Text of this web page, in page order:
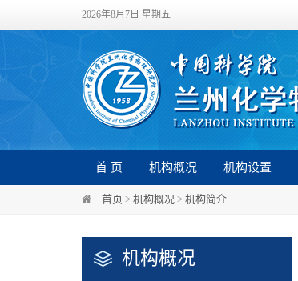
2026年8月7日 星期五
首 页 机构概况 机构设置
首页 > 机构概况 > 机构简介
机构概况